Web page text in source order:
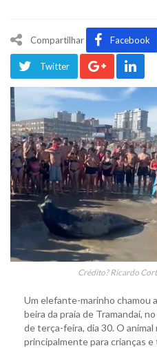
Compartilhar Facebook
Twitter
Crédito? Ricardo
Um elefante-marinho chamou
beira da praia de Tramandaí,
de terça-feira, dia 30. O
principalmente para crianças